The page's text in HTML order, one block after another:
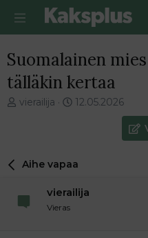
Suomalainen
tälläkin kertaa
V
e
t
vierailija
E
m
i
12.05.2026
Aihe vapaa
vierailija
Vieras